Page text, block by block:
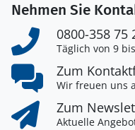
Nehmen Sie
0800-358 75
Täglich von 9
Zum
Wir freuen uns
Zum
Aktuelle